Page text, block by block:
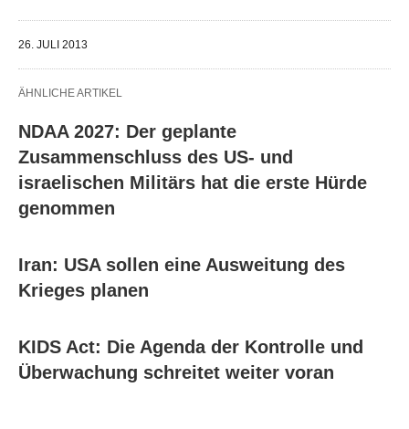
26. JULI 2013
ÄHNLICHE ARTIKEL
NDAA 2027: Der geplante
Zusammenschluss des US- und
israelischen Militärs hat die erste Hürde
genommen
Iran: USA sollen eine Ausweitung des
Krieges planen
KIDS Act: Die Agenda der Kontrolle und
Überwachung schreitet weiter voran